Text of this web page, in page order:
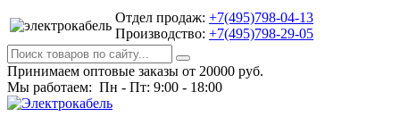
Отдел продаж: +7(495)798-04-13
Производство: +7(495)798-29-05
Принимаем оптовые заказы от 20000 руб.
Мы работаем: Пн - Пт: 9:00 - 18:00